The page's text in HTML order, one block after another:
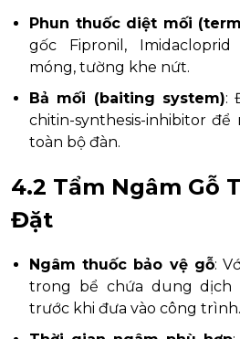
Phun thuốc diệt mối
gốc Fipronil,
móng, tường khe nứt.
Bả mối (baiting system):
chitin-synthesis-inhibitor
toàn bộ đàn.
4.2 Tẩm Ngâm Gỗ
Đặt
Ngâm thuốc bảo vệ gỗ:
trong bể chứa dung dịch
trước khi đưa vào công trình.